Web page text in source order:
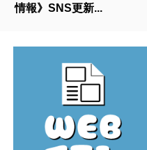
情報》SNS更新...